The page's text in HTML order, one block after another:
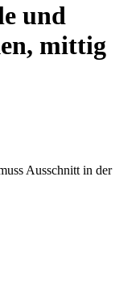
und
mittig
Ausschnitt in der